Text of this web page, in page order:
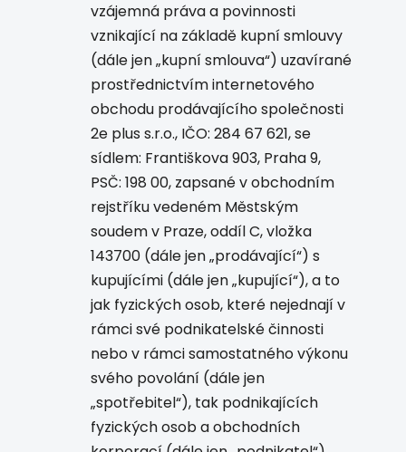
vzájemná práva a povinnosti
vznikající na základě kupní smlouvy
(dále jen „kupní smlouva“) uzavírané
prostřednictvím internetového
obchodu prodávajícího společnosti
2e plus s.r.o., IČO: 284 67 621, se
sídlem: Františkova 903, Praha 9,
PSČ: 198 00, zapsané v obchodním
rejstříku vedeném Městským
soudem v Praze, oddíl C, vložka
143700 (dále jen „prodávající“) s
kupujícími (dále jen „kupující“), a to
jak fyzických osob, které nejednají v
rámci své podnikatelské činnosti
nebo v rámci samostatného výkonu
svého povolání (dále jen
„spotřebitel“), tak podnikajících
fyzických osob a obchodních